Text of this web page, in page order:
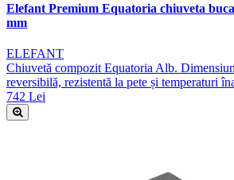
Elefant Premium Equatoria chiuveta
mm
ELEFANT
Chiuvetă compozit Equatoria Alb.
reversibilă, rezistentă la pete și temperaturi
742 Lei